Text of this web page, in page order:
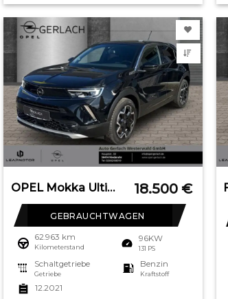
OPEL Mokka Ultimate Navi Leder Digitales Cockpit LED 18.500 €
GEBRAUCHTWAGEN
62.963 km
Kilometerstand
96KW
131 PS
Schaltgetriebe
Getriebe
Benzin
Kraftstoff
12.2021